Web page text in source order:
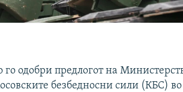
го одобри предлогот на
безбедносни сили (КБС) во